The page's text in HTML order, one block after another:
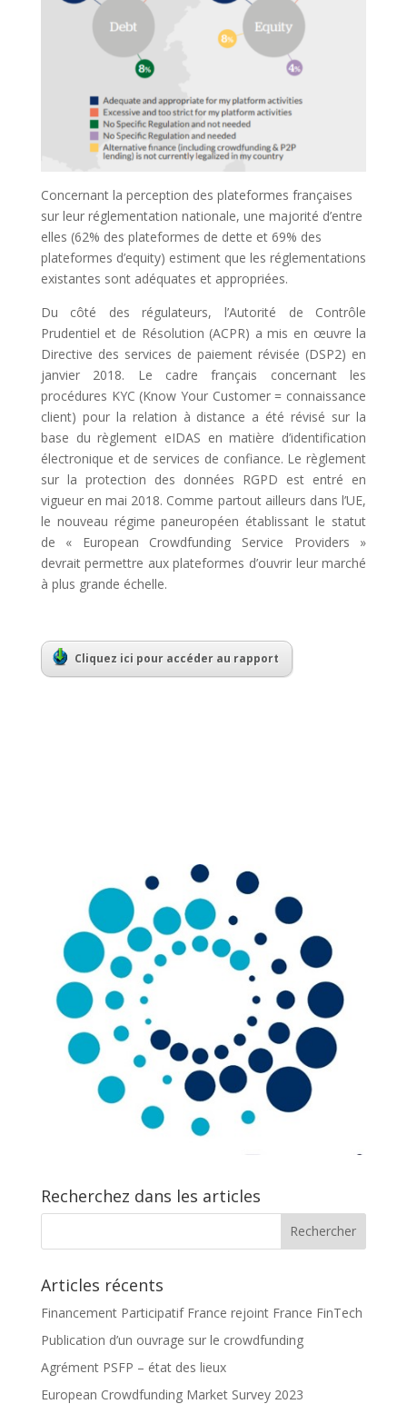
Concernant la perception des plateformes françaises
sur leur réglementation nationale, une majorité d’entre
elles (62% des plateformes de dette et 69% des
plateformes d’equity) estiment que les réglementations
existantes sont adéquates et appropriées.
Du côté des régulateurs, l’Autorité de Contrôle
Prudentiel et de Résolution (ACPR) a mis en œuvre la
Directive des services de paiement révisée (DSP2) en
janvier 2018. Le cadre français concernant les
procédures KYC (Know Your Customer = connaissance
client) pour la relation à distance a été révisé sur la
base du règlement eIDAS en matière d’identification
électronique et de services de confiance. Le règlement
sur la protection des données RGPD est entré en
vigueur en mai 2018. Comme partout ailleurs dans l’UE,
le nouveau régime paneuropéen établissant le statut
de « European Crowdfunding Service Providers »
devrait permettre aux plateformes d’ouvrir leur marché
à plus grande échelle.
Cliquez ici pour accéder au rapport
Recherchez dans les articles
Articles récents
Financement Participatif France rejoint France FinTech
Publication d’un ouvrage sur le crowdfunding
Agrément PSFP – état des lieux
European Crowdfunding Market Survey 2023